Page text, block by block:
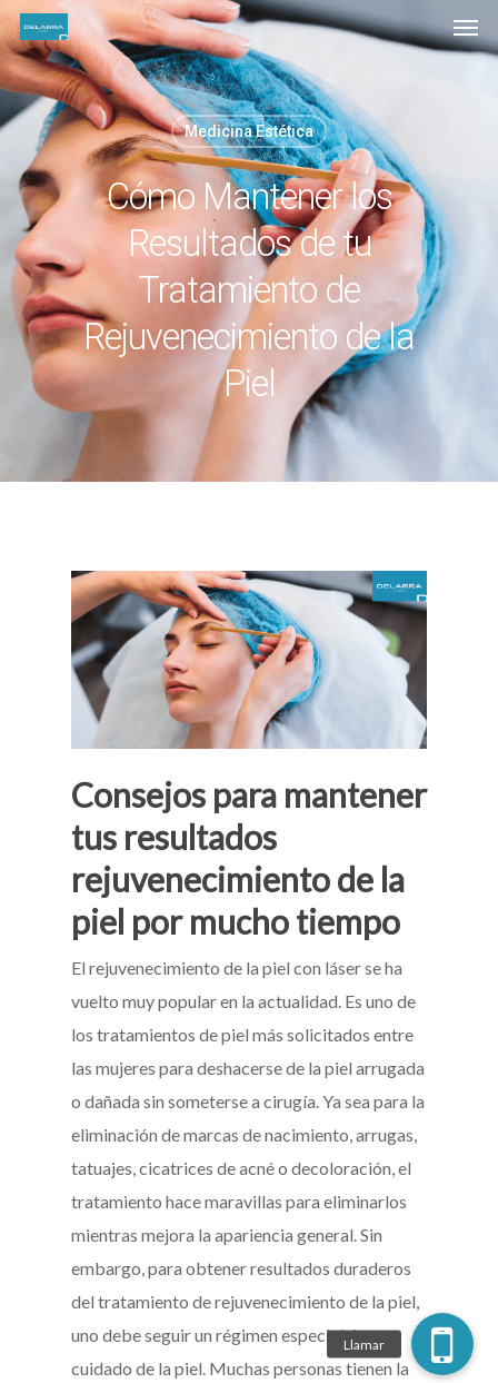
Medicina Estética
Cómo Mantener los
Resultados de tu
Tratamiento de
Rejuvenecimiento de la
Piel
Consejos para mantener
tus resultados
rejuvenecimiento de la
piel por mucho tiempo
El rejuvenecimiento de la piel con láser se ha
vuelto muy popular en la actualidad. Es uno de
los tratamientos de piel más solicitados entre
las mujeres para deshacerse de la piel arrugada
o dañada sin someterse a cirugía. Ya sea para la
eliminación de marcas de nacimiento, arrugas,
tatuajes, cicatrices de acné o decoloración, el
tratamiento hace maravillas para eliminarlos
mientras mejora la apariencia general. Sin
embargo, para obtener resultados duraderos
del tratamiento de rejuvenecimiento de la piel,
uno debe seguir un régimen especial de
cuidado de la piel. Muchas personas tienen la